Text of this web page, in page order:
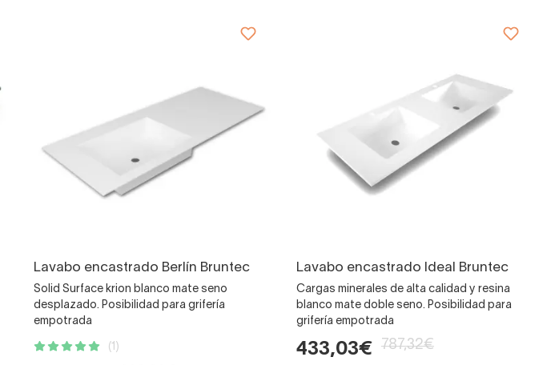
Lavabo encastrado Berlín Bruntec
Solid Surface krion blanco mate seno
desplazado. Posibilidad para grifería
empotrada
(1)
Lavabo encastrado Ideal Bruntec
Cargas minerales de alta calidad y resina
blanco mate doble seno. Posibilidad para
grifería empotrada
433,03€ 787,32€